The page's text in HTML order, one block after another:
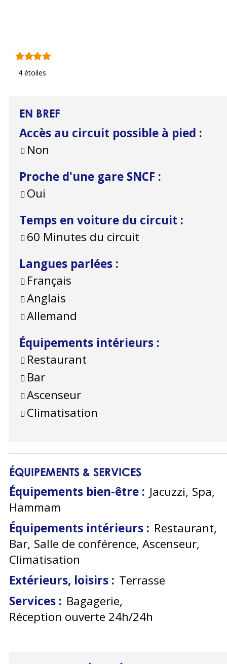
4 étoiles
EN BREF
Accès au circuit possible à pied :
Non
Proche d'une gare SNCF :
Oui
Temps en voiture du circuit :
60 Minutes du circuit
Langues parlées :
Français
Anglais
Allemand
Équipements intérieurs :
Restaurant
Bar
Ascenseur
Climatisation
ÉQUIPEMENTS & SERVICES
Équipements bien-être : Jacuzzi Spa
Hammam
Équipements intérieurs : Restaurant
Bar Salle de conférence Ascenseur
Climatisation
Extérieurs, loisirs : Terrasse
Services : Bagagerie
Réception ouverte 24h/24h